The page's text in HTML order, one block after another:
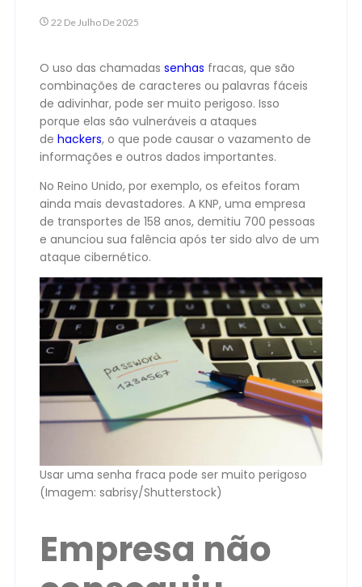
22 De Julho De 2025
O uso das chamadas senhas fracas, que são
combinações de caracteres ou palavras fáceis
de adivinhar, pode ser muito perigoso. Isso
porque elas são vulneráveis ​​a ataques
de hackers, o que pode causar o vazamento de
informações e outros dados importantes.
No Reino Unido, por exemplo, os efeitos foram
ainda mais devastadores. A KNP, uma empresa
de transportes de 158 anos, demitiu 700 pessoas
e anunciou sua falência após ter sido alvo de um
ataque cibernético.
Usar uma senha fraca pode ser muito perigoso
(Imagem: sabrisy/Shutterstock)
Empresa não